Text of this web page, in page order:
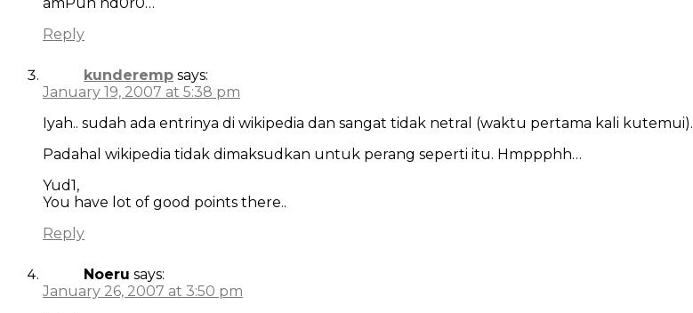
amPun nd0r0…
Reply
kunderemp says:
January 19, 2007 at 5:38 pm
Iyah.. sudah ada entrinya di wikipedia dan sangat tidak netral (waktu pertama kali kutemui).
Padahal wikipedia tidak dimaksudkan untuk perang seperti itu. Hmppphh…
Yud1,
You have lot of good points there..
Reply
Noeru says:
January 26, 2007 at 3:50 pm